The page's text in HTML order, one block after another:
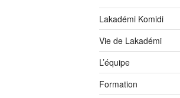
Lakadémi Komidi
Vie de Lakadémi
L’équipe
Formation